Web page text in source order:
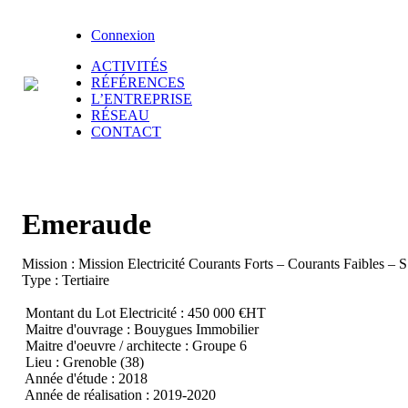
Connexion
ACTIVITÉS
RÉFÉRENCES
L’ENTREPRISE
RÉSEAU
CONTACT
Emeraude
Mission : Mission Electricité Courants Forts – Courants Faibles –
Type : Tertiaire
Montant du Lot Electricité : 450 000 €HT
Maitre d'ouvrage : Bouygues Immobilier
Maitre d'oeuvre / architecte : Groupe 6
Lieu : Grenoble (38)
Année d'étude : 2018
Année de réalisation : 2019-2020